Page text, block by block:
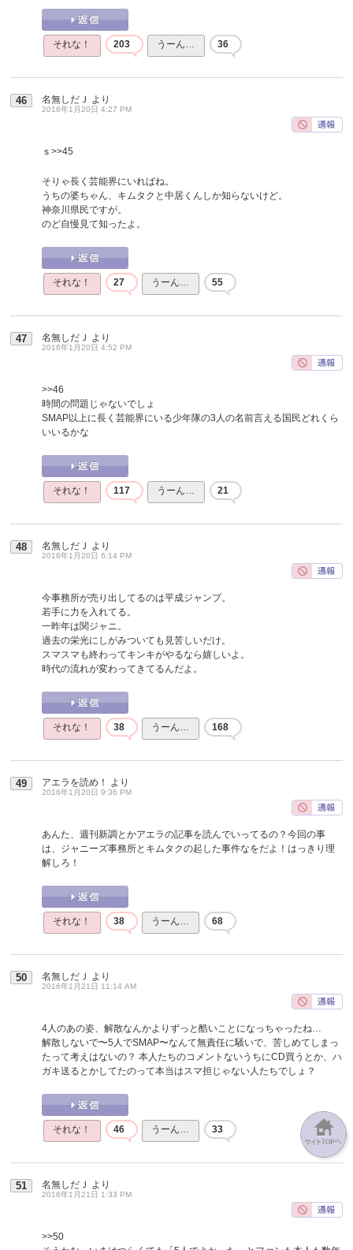
それな！ 203 うーん… 36
46 名無しだＪ より
2016年1月20日 4:27 PM
ｓ >>45
そりゃ長く芸能界にいればね。
うちの婆ちゃん、キムタクと中居くんしか知らないけど。
神奈川県民ですが。
のど自慢見て知ったよ。
それな！ 27 うーん… 55
47 名無しだＪ より
2016年1月20日 4:52 PM
>>46
時間の問題じゃないでしょ
SMAP以上に長く芸能界にいる少年隊の3人の名前言える国民どれくら
いいるかな
それな！ 117 うーん… 21
48 名無しだＪ より
2016年1月20日 6:14 PM
今事務所が売り出してるのは平成ジャンプ。
若手に力を入れてる。
一昨年は関ジャニ。
過去の栄光にしがみついても見苦しいだけ。
スマスマも終わってキンキがやるなら嬉しいよ。
時代の流れが変わってきてるんだよ。
それな！ 38 うーん… 168
49 アエラを読め！ より
2016年1月20日 9:36 PM
あんた、週刊新調とかアエラの記事を読んでいってるの？今回の事
は、ジャニーズ事務所とキムタクの起した事件なをだよ！はっきり理
解しろ！
それな！ 38 うーん… 68
50 名無しだＪ より
2016年1月21日 11:14 AM
4人のあの姿、解散なんかよりずっと酷いことになっちゃったね…
解散しないで〜5人でSMAP〜なんて無責任に騒いで、苦しめてしまっ
たって考えはないの？ 本人たちのコメントないうちにCD買うとか、ハ
ガキ送るとかしてたのって本当はスマ担じゃない人たちでしょ？
それな！ 46 うーん… 33
51 名無しだＪ より
2016年1月21日 1:33 PM
>>50